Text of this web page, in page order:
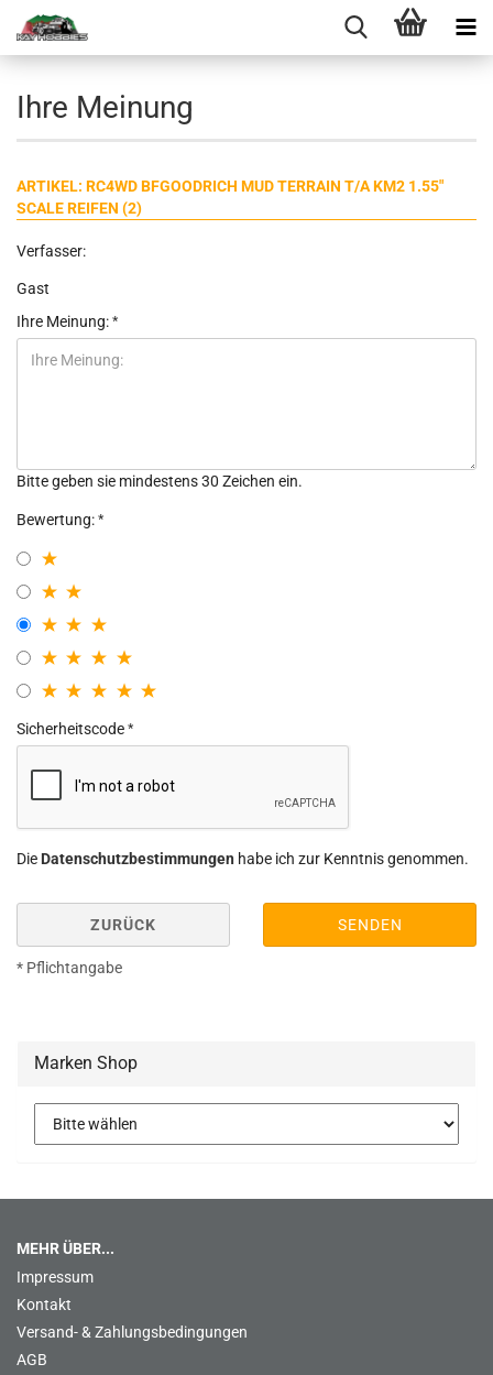
Ihre Meinung
ARTIKEL: RC4WD BFGOODRICH MUD TERRAIN T/A KM2 1.55"
SCALE REIFEN (2)
Verfasser:
Gast
Ihre Meinung:
Bitte geben sie mindestens 30 Zeichen ein.
Bewertung:
Sicherheitscode
Die Datenschutzbestimmungen habe ich zur Kenntnis genommen.
ZURÜCK SENDEN
* Pflichtangabe
Marken Shop
MEHR ÜBER...
Impressum
Kontakt
Versand- & Zahlungsbedingungen
AGB